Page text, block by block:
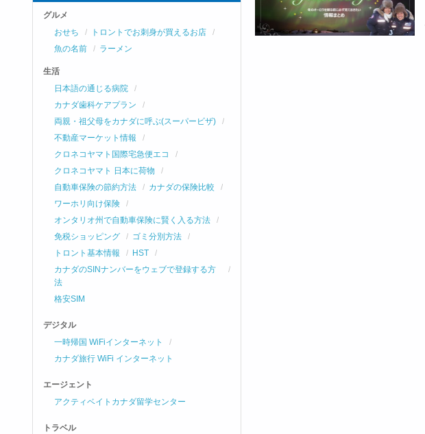
グルメ
おせち
トロントでお刺身が買えるお店
魚の名前
ラーメン
生活
日本語の通じる病院
カナダ歯科ケアプラン
両親・祖父母をカナダに呼ぶ(スーパービザ)
不動産マーケット情報
クロネコヤマト国際宅急便エコ
クロネコヤマト 日本に荷物
自動車保険の節約方法
カナダの保険比較
ワーホリ向け保険
オンタリオ州で自動車保険に賢く入る方法
免税ショッピング
ゴミ分別方法
トロント基本情報
HST
カナダのSINナンバーをウェブで登録する方
法
格安SIM
デジタル
一時帰国 WiFiインターネット
カナダ旅行 WiFi インターネット
エージェント
アクティベイトカナダ留学センター
トラベル